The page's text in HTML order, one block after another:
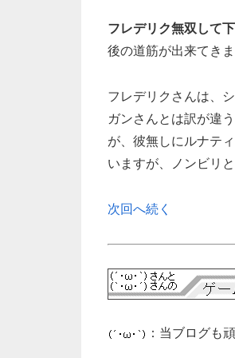
フレデリク無双して下
後の道筋が出来てきま
フレデリクさんは、
ガンさんとは訳が違
が、彼無しにルナテ
いますが、ノンビリ
次回へ続く
：当ブログも